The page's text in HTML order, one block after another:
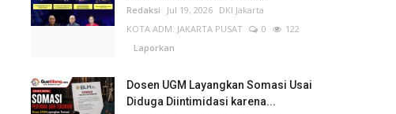
Redaksi Jul 19, 2026 DKI Jakarta
KOTA ADM. JAKARTA PUSAT
0
122
Laporkan
Dosen UGM Layangkan Somasi Usai
Diduga Diintimidasi karena...